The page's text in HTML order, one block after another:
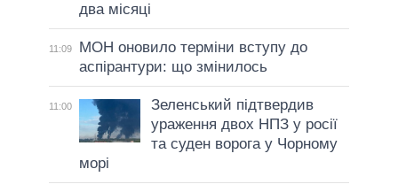
два місяці
11:09
МОН оновило терміни вступу до
аспірантури: що змінилось
11:00
Зеленський підтвердив
ураження двох НПЗ у росії
та суден ворога у Чорному
морі